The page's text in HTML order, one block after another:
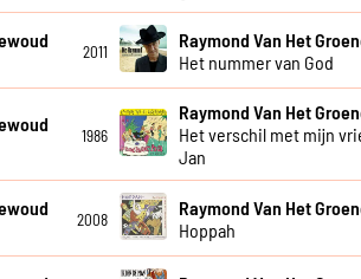
2011
Raymond Van Het
Het nummer van God
1986
Raymond Van Het
Het verschil met mijn
Jan
2008
Raymond Van Het
Hoppah